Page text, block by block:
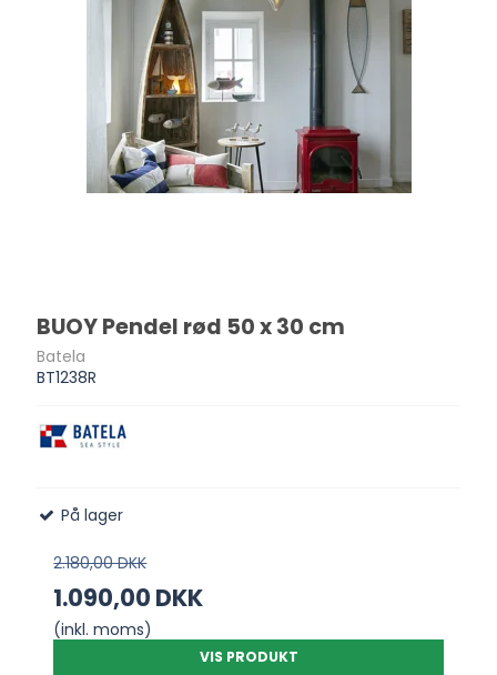
BUOY Pendel rød 50 x 30 cm
Batela
BT1238R
På lager
2.180,00 DKK
1.090,00 DKK
(inkl. moms)
VIS PRODUKT